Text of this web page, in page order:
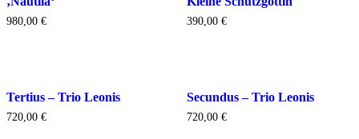
980,00 € 390,00 €
Tertius – Trio Leonis
720,00 €
Secundus – Trio Leonis
720,00 €